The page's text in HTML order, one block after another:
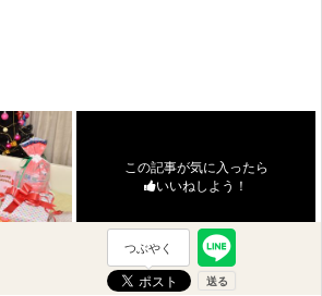
この記事が気に入ったら
いいねしよう！
つぶやく